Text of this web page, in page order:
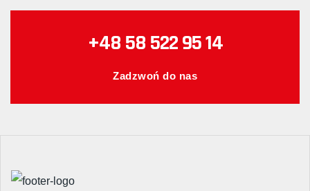
+48 58 522 95 14
Zadzwoń do nas